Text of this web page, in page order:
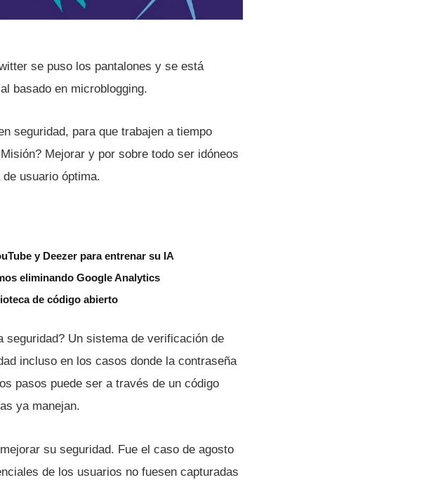
se puso los pantalones y se está
basado en microblogging.
seguridad, para que trabajen a tiempo
Mejorar y por sobre todo ser idóneos
usuario óptima.
y Deezer para entrenar su IA
eliminando Google Analytics
de código abierto
seguridad? Un sistema de verificación de
incluso en los casos donde la contraseña
pasos puede ser a través de un código
ya manejan.
su seguridad. Fue el caso de agosto
de los usuarios no fuesen capturadas